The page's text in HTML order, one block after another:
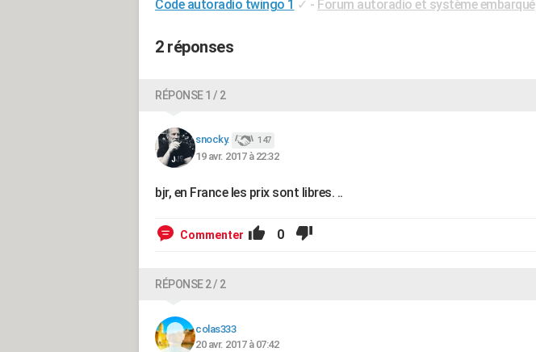
Code autoradio twingo 1 ✓ - Forum autoradio et système embarqué
2 réponses
RÉPONSE 1 / 2
snocky. 147
19 avr. 2017 à 22:32
bjr, en France les prix sont libres. ..
Commenter 0
RÉPONSE 2 / 2
colas333
20 avr. 2017 à 07:42